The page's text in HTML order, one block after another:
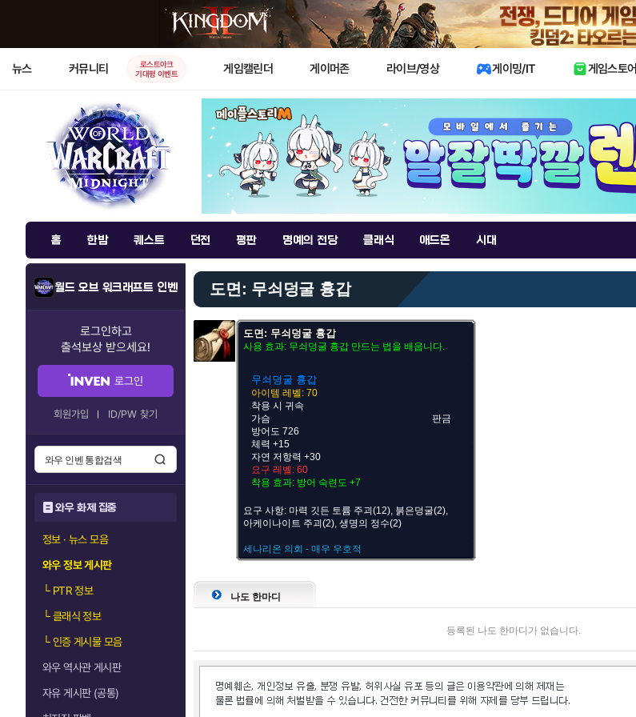
뉴스 커뮤니티
로스트아크
기대평 이벤트
게임캘린더 게이머존 라이브/영상 게이밍/IT 게임스토어
홈 한밤 퀘스트 던전 평판 명예의 전당 클래식 애드온 시대
월드 오브 워크래프트 인벤
로그인하고
출석보상 받으세요!
로그인
회원가입 ID/PW 찾기
와우 화제 집중
정보 · 뉴스 모음
와우 정보 게시판
└PTR 정보
└클래식 정보
└인증 게시물 모음
와우 역사관 게시판
자유 게시판 (공통)
도면: 무쇠덩굴 흉갑
도면: 무쇠덩굴 흉갑
사용 효과: 무쇠덩굴 흉갑 만드는 법을 배웁니다.
무쇠덩굴 흉갑
아이템 레벨: 70
착용 시 귀속
가슴
판금
방어도 726
체력 +15
자연 저항력 +30
요구 레벨: 60
착용 효과: 방어 숙련도 +7
요구 사항: 마력 깃든 토륨 주괴(12), 붉은덩굴(2),
아케이나이트 주괴(2), 생명의 정수(2)
세나리온 의회 - 매우 우호적
나도 한마디
등록된 나도 한마디가 없습니다.